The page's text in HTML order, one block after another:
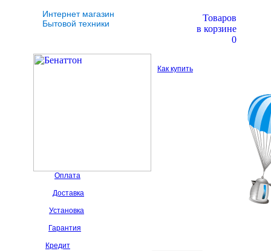
Интернет магазин
Бытовой техники
Товаров
в корзине
0
Как купить
Оплата
Доставка
Установка
Гарантия
Кредит